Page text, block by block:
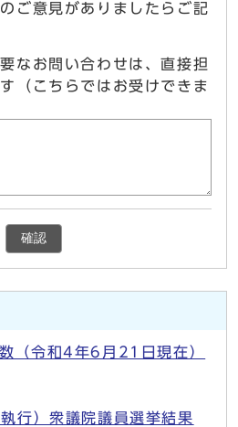
ご意見がありましたらご記
なお問い合わせは、直接担
（こちらではお受けできま
確認
（令和4年6月21日現在）
行）衆議院議員選挙結果